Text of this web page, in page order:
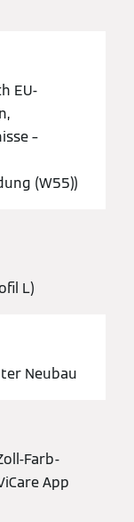
EU-
–
(W55))
L)
Neubau
Farb-
App